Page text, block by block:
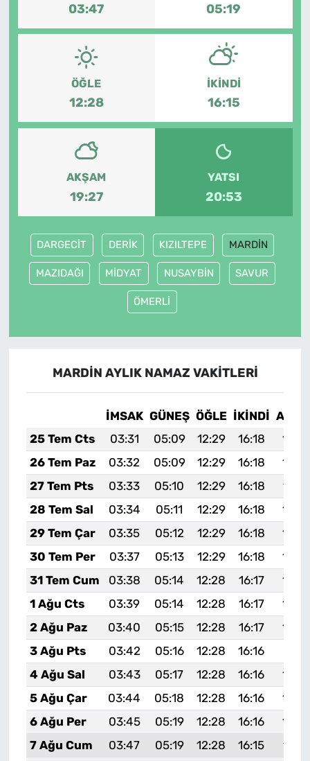
03:47 05:19
ÖĞLE
12:28
İKINDI
16:15
AKŞAM
19:27
YATSI
20:53
DARGECİT DERİK KIZILTEPE MARDİN
MAZIDAĞI MİDYAT NUSAYBİN SAVUR
ÖMERLİ
MARDİN AYLIK NAMAZ VAKITLERI
İMSAK GÜNEŞ ÖĞLE İKINDI
25 Tem Cts
03:31 05:09 12:29 16:18
26 Tem Paz
03:32 05:09 12:29 16:18
27 Tem Pts
03:33 05:10 12:29 16:18
19:37
28 Tem Sal
03:34 05:11 12:29 16:18
29 Tem Çar
03:35 05:12 12:29 16:18
30 Tem Per
03:37 05:13 12:29 16:18
31 Tem Cum
03:38 05:14 12:28 16:17
1 Ağu Cts
03:39 05:14 12:28 16:17
2 Ağu Paz
03:40 05:15 12:28 16:17
3 Ağu Pts
03:42 05:16 12:28 16:16
4 Ağu Sal
03:43 05:17 12:28 16:16
5 Ağu Çar
03:44 05:18 12:28 16:16
6 Ağu Per
03:45 05:19 12:28 16:16
7 Ağu Cum
03:47 05:19 12:28 16:15
19:27